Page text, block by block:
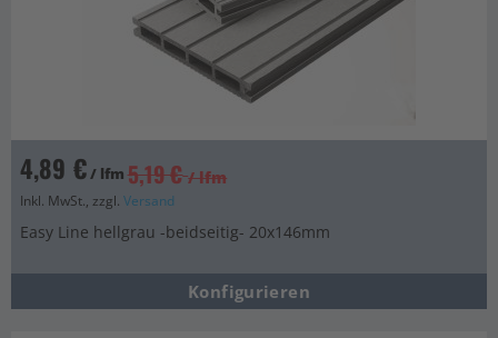
4,89 €/ lfm 5,19 € / lfm
Inkl. MwSt., zzgl. Versand
Easy Line hellgrau -beidseitig- 20x146mm
Konfigurieren